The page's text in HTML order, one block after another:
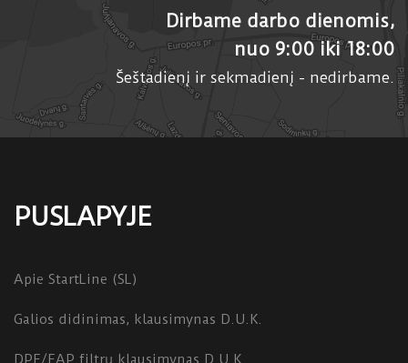
Dirbame darbo dienomis,
nuo 9:00 iki 18:00
Šeštadienį ir sekmadienį - nedirbame.
PUSLAPYJE
Apie StartLine (SL)
Galios didinimas, klausimynas D.U.K.
DPF/FAP filtrų klausimynas D.U.K.